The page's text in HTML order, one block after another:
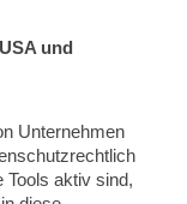
und
Unternehmen
Tools aktiv sind,